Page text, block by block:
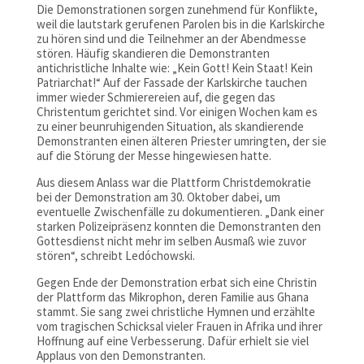
Die Demonstrationen sorgen zunehmend für Konflikte,
weil die lautstark gerufenen Parolen bis in die Karlskirche
zu hören sind und die Teilnehmer an der Abendmesse
stören. Häufig skandieren die Demonstranten
antichristliche Inhalte wie: „Kein Gott! Kein Staat! Kein
Patriarchat!“ Auf der Fassade der Karlskirche tauchen
immer wieder Schmierereien auf, die gegen das
Christentum gerichtet sind. Vor einigen Wochen kam es
zu einer beunruhigenden Situation, als skandierende
Demonstranten einen älteren Priester umringten, der sie
auf die Störung der Messe hingewiesen hatte.
Aus diesem Anlass war die Plattform Christdemokratie
bei der Demonstration am 30. Oktober dabei, um
eventuelle Zwischenfälle zu dokumentieren. „Dank einer
starken Polizeipräsenz konnten die Demonstranten den
Gottesdienst nicht mehr im selben Ausmaß wie zuvor
stören“, schreibt Ledóchowski.
Gegen Ende der Demonstration erbat sich eine Christin
der Plattform das Mikrophon, deren Familie aus Ghana
stammt. Sie sang zwei christliche Hymnen und erzählte
vom tragischen Schicksal vieler Frauen in Afrika und ihrer
Hoffnung auf eine Verbesserung. Dafür erhielt sie viel
Applaus von den Demonstranten.